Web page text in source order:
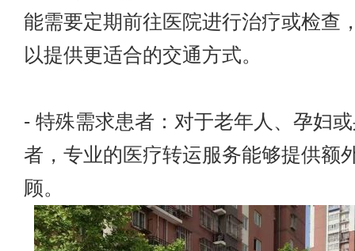
能需要定期前往医院进行治疗或检查
以提供更适合的交通方式。
- 特殊需求患者：对于老年人、孕妇
者，专业的医疗转运服务能够提供额
顾。